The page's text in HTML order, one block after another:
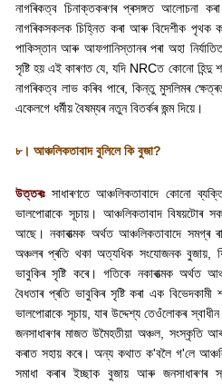
নাগৰিকত্ব চিনাক্তকৰণৰ প্ৰসঙ্গত আলোচনা
নাগৰিকসকলক চিহ্নিত কৰা আৰু বিদেশীক পৃথক
পাকিস্তান আৰু আফগানিস্তানৰ পৰা অহা
সৃষ্টি হয় এই কাৰণত যে ,যদি NRCত কোনো হিন্দু
নাগৰিকত্ব লাভ কৰিব পাৰে, কিন্তু মুসলিমৰ
একেলগে ধর্মীয় বৈষম্যৰ নতুন বিতৰ্কৰ জন্ম দিয়ে।
৮। আঞ্চলিকতাবাদ বুলিলে কি বুজা?
উত্তৰঃসাধাৰণতে আঞ্চলিকতাবাদে কোনো
ভালপোৱাকে সূচায়। আঞ্চলিকতাবাদ বিষয়টোৰ
আছে। নকাৰাত্মক অৰ্থত আঞ্চলিকতাবাদে সমগ্ৰ
অঞ্চলৰ প্ৰতি থকা অত্যধিক সংযোজনক বুজায়
ভাবুকিৰ সৃষ্টি কৰে। গতিকে নকাৰাত্মক অৰ্থত
বৈধতাৰ প্ৰতি ভাবুকিৰ সৃষ্টি কৰা এক বিভেদকামী
ভালপোৱাকে সূচায়, যাৰ উদ্দেশ্য তেওঁলোকৰ
জনসাধাৰণৰ মাজত উমৈহতীয়া অঞ্চল
সংস্কৃতি
কৰাত সহায় কৰে। অন্য কথাত ক'বলৈ গ'লে
সমাধা কৰাৰ ইচ্ছাক বুজায় আৰু জনসাধাৰণৰ